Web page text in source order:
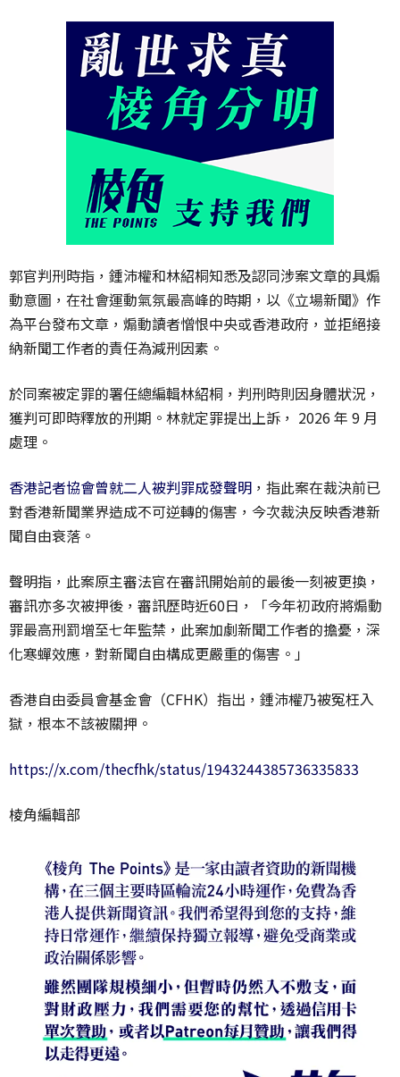
郭官判刑時指，鍾沛權和林紹桐知悉及認同涉案文章的具煽
動意圖，在社會運動氣氛最高峰的時期，以《立場新聞》作
為平台發布文章，煽動讀者憎恨中央或香港政府，並拒絕接
納新聞工作者的責任為減刑因素。
於同案被定罪的署任總編輯林紹桐，判刑時則因身體狀況，
獲判可即時釋放的刑期。林就定罪提出上訴， 2026 年 9 月
處理。
香港記者協會曾就二人被判罪成發聲明 ，指此案在裁決前已
對香港新聞業界造成不可逆轉的傷害，今次裁決反映香港新
聞自由衰落。
聲明指，此案原主審法官在審訊開始前的最後一刻被更換，
審訊亦多次被押後，審訊歷時近60日，「今年初政府將煽動
罪最高刑罰增至七年監禁，此案加劇新聞工作者的擔憂，深
化寒蟬效應，對新聞自由構成更嚴重的傷害。」
香港自由委員會基金會（CFHK）指出，鍾沛權乃被冤枉入
獄，根本不該被關押。
https://x.com/thecfhk/status/1943244385736335833
棱角編輯部